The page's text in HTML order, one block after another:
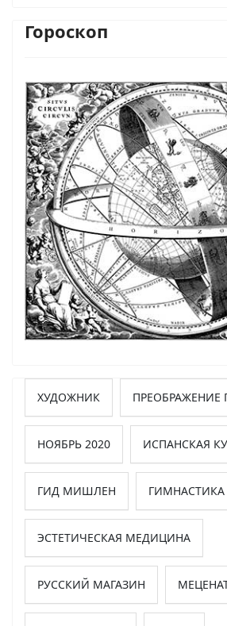
Гороскоп
ХУДОЖНИК ПРЕОБРАЖЕНИЕ
НОЯБРЬ 2020 ИСПАНСКАЯ
ГИД МИШЛЕН ГИМНАСТИКА
ЭСТЕТИЧЕСКАЯ МЕДИЦИНА
РУССКИЙ МАГАЗИН